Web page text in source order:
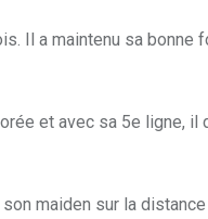
Il a maintenu sa
et avec sa 5e ligne, il
maiden sur la